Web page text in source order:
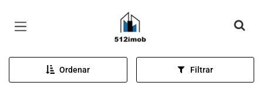
Página inicial
Ordenar Filtrar